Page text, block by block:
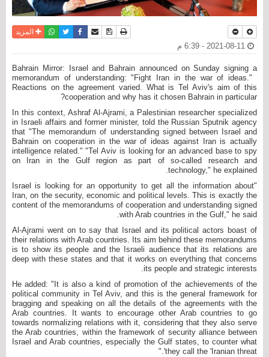
نسخة للطباعة
حفظ الموضوع
أرسل الى صديق
فيسبوكتويترواتسابالمزيد
Bahrain Mirror: Israel and Bahrain announced on Sunday signing a
memorandum of understanding: "Fight Iran in the war of ideas."
Reactions on the agreement varied. What is Tel Aviv's aim of this
cooperation and why has it chosen Bahrain in particular?
In this context, Ashraf Al-Ajrami, a Palestinian researcher specialized
in Israeli affairs and former minister, told the Russian Sputnik agency
that "The memorandum of understanding signed between Israel and
Bahrain on cooperation in the war of ideas against Iran is actually
intelligence related." "Tel Aviv is looking for an advanced base to spy
on Iran in the Gulf region as part of so-called research and
technology," he explained.
"Israel is looking for an opportunity to get all the information about
Iran, on the security, economic and political levels. This is exactly the
content of the memorandums of cooperation and understanding signed
with Arab countries in the Gulf," he said.
Al-Ajrami went on to say that Israel and its political actors boast of
their relations with Arab countries. Its aim behind these memorandums
is to show its people and the Israeli audience that its relations are
deep with these states and that it works on everything that concerns
its people and strategic interests.
He added: "It is also a kind of promotion of the achievements of the
political community in Tel Aviv, and this is the general framework for
bragging and speaking on all the details of the agreements with the
Arab countries. It wants to encourage other Arab countries to go
towards normalizing relations with it, considering that they also serve
the Arab countries, within the framework of security alliance between
Israel and Arab countries, especially the Gulf states, to counter what
they call the 'Iranian threat'."